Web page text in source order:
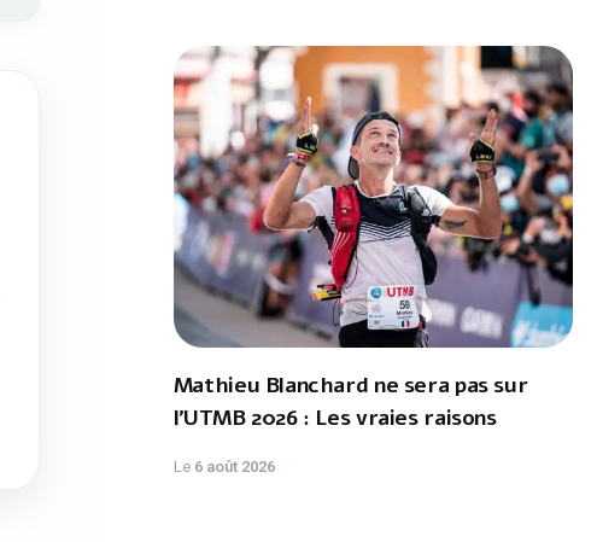
Mathieu Blanchard ne sera pas sur
l'UTMB 2026 : Les vraies raisons
Le 6 août 2026